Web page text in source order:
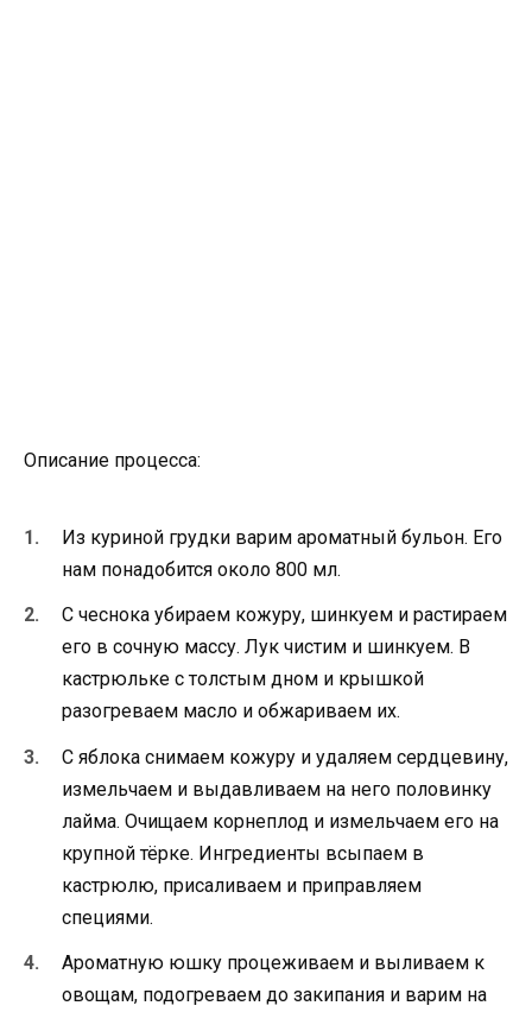
Описание процесса:
Из куриной грудки варим ароматный бульон. Его
нам понадобится около 800 мл.
С чеснока убираем кожуру, шинкуем и растираем
его в сочную массу. Лук чистим и шинкуем. В
кастрюльке с толстым дном и крышкой
разогреваем масло и обжариваем их.
С яблока снимаем кожуру и удаляем сердцевину,
измельчаем и выдавливаем на него половинку
лайма. Очищаем корнеплод и измельчаем его на
крупной тёрке. Ингредиенты всыпаем в
кастрюлю, присаливаем и приправляем
специями.
Ароматную юшку процеживаем и выливаем к
овощам, подогреваем до закипания и варим на